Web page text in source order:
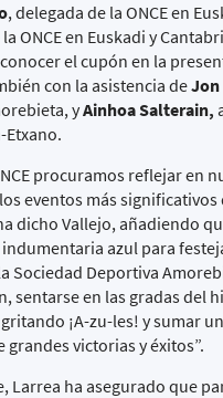
, delegada de la ONCE en
ONCE en Euskadi y
el cupón en la
con la asistencia deJon
yAinhoa Salterain,
procuramos reflejar en
eventos más significativos
dicho Vallejo, añadiendo
indumentaria azul para
Sociedad Deportiva
sentarse en las gradas del
¡A-zu-les! y sumar
grandes victorias y éxitos”.
Larrea ha asegurado que